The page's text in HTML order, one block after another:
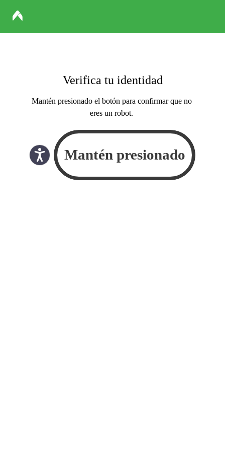
Verifica tu identidad
Mantén presionado el botón para confirmar que no
eres un robot.